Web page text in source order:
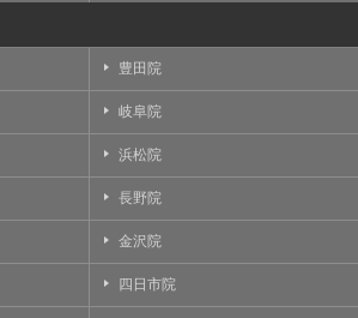
豊田院
岐阜院
浜松院
長野院
金沢院
四日市院